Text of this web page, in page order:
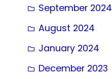
September 2024
August 2024
January 2024
December 2023